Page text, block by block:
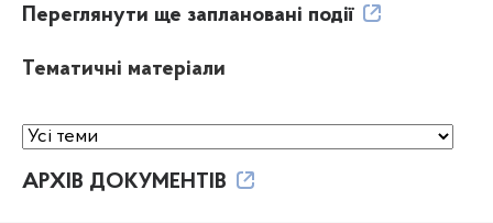
Переглянути ще заплановані події
Тематичні матеріали
АРХІВ ДОКУМЕНТІВ